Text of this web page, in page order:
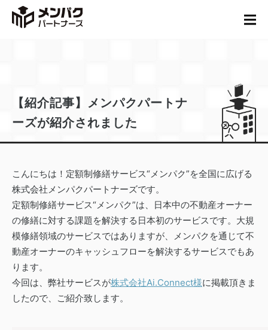
【紹介記事】メンパクパートナ
ーズが紹介されました
こんにちは！定額制修繕サービス“メンパク”を全国に広げる
株式会社メンパクパートナーズです。
定額制修繕サービス“メンパク”は、日本中の不動産オーナー
の修繕に対する課題を解決する日本初のサービスです。大規
模修繕領域のサービスではありますが、メンパクを通じて不
動産オーナーのキャッシュフローを解決するサービスでもあ
ります。
今回は、弊社サービスが株式会社Ai.Connect様に掲載頂きま
したので、ご紹介致します。